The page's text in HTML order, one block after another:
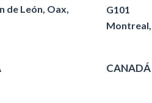
de León, Oax,
G101
Montreal,
CANADÁ